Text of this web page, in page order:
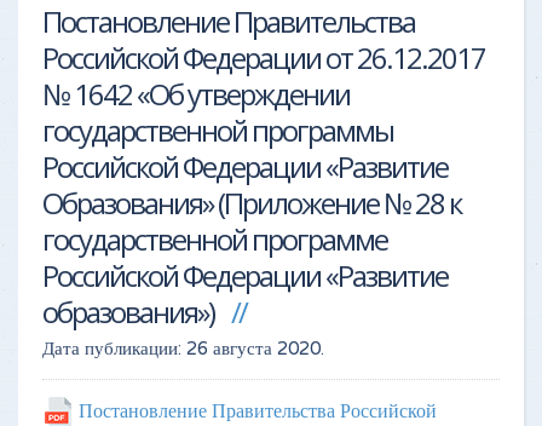
Постановление Правительства
Российской Федерации от 26.12.2017
№ 1642 «Об утверждении
государственной программы
Российской Федерации «Развитие
Образования» (Приложение № 28 к
государственной программе
Российской Федерации «Развитие
образования»)
Дата публикации: 26 августа 2020.
Постановление Правительства Российской